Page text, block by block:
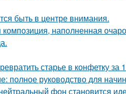
быть в центре внимания.
наполненная
старье в конфетку за
полное руководство для
фон становится